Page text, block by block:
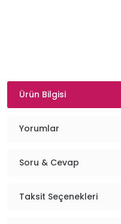
Ürün Bilgisi
Yorumlar
Soru & Cevap
Taksit Seçenekleri